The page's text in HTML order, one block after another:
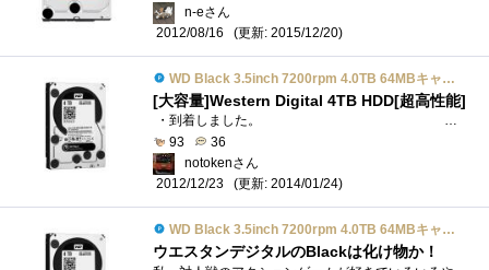
n-eさん
2012/08/16
(更新: 2015/12/20)
WD Black 3.5inch 7200rpm 4.0TB 64MBキャッシュ SATA3.0 WD4001FAEX
[大容量]Western Digital 4TB HDD[超高性能]
93
36
notokenさん
2012/12/23
(更新: 2014/01/24)
WD Black 3.5inch 7200rpm 4.0TB 64MBキャッシュ SATA3.0 WD4001FAEX
ウエスタンデジタルのBlackは化け物か！